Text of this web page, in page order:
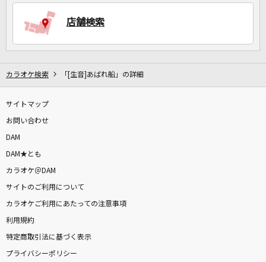
店舗検索
カラオケ検索 「[生音]あばれ船」の詳細
サイトマップ
お問い合わせ
DAM
DAM★とも
カラオケ＠DAM
サイトのご利用について
カラオケご利用にあたっての注意事項
利用規約
特定商取引法に基づく表示
プライバシーポリシー